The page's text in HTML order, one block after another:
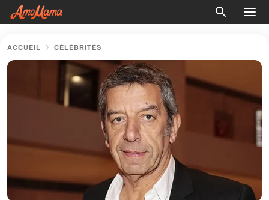
ACCUEIL CÉLÉBRITÉS